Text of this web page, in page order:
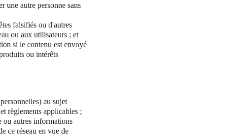
une autre personne sans
falsifiés ou d'autres
ou aux utilisateurs ; et
si le contenu est envoyé
ou intérêts
au sujet
règlements applicables ;
ou autres informations
ce réseau en vue de